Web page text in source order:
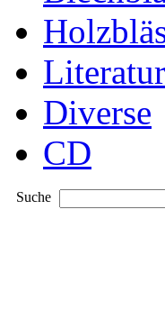
Literatur
Diverse
CD
Suche